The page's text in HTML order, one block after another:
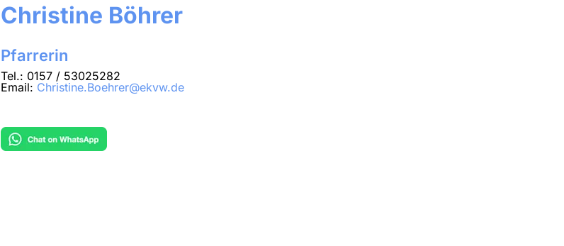
Christine Böhrer
Pfarrerin
Tel.: 0157 / 53025282
Email: Christine.Boehrer@ekvw.de